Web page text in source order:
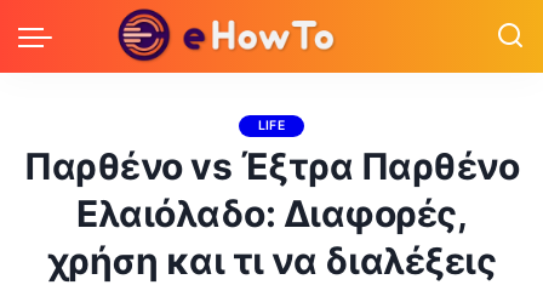
LIFE
Παρθένο vs Έξτρα Παρθένο
Ελαιόλαδο: Διαφορές,
χρήση και τι να διαλέξεις